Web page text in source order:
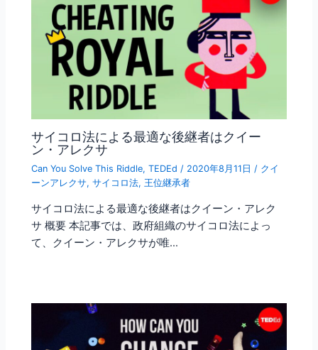
サイコロ法による最適な後継者はクイー
ン・アレクサ
Can You Solve This Riddle,TEDEd / 2020年8月11日 / クイ
ーンアレクサ,サイコロ法, 王位継承者
サイコロ法による最適な後継者はクイーン・アレク
サ 概要 本記事では、政府組織のサイコロ法によっ
て、クイーン・アレクサが唯…